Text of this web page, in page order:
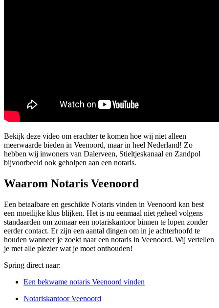
Bekijk deze video om erachter te komen hoe wij niet alleen
meerwaarde bieden in Veenoord, maar in heel Nederland! Zo
hebben wij inwoners van Dalerveen, Stieltjeskanaal en Zandpol
bijvoorbeeld ook geholpen aan een notaris.
Waarom Notaris Veenoord
Een betaalbare en geschikte Notaris vinden in Veenoord kan best
een moeilijke klus blijken. Het is nu eenmaal niet geheel volgens
standaarden om zomaar een notariskantoor binnen te lopen zonder
eerder contact. Er zijn een aantal dingen om in je achterhoofd te
houden wanneer je zoekt naar een notaris in Veenoord. Wij vertellen
je met alle plezier wat je moet onthouden!
Spring direct naar:
Een bekwame notaris Veenoord vinden
Notariskantoor Veenoord